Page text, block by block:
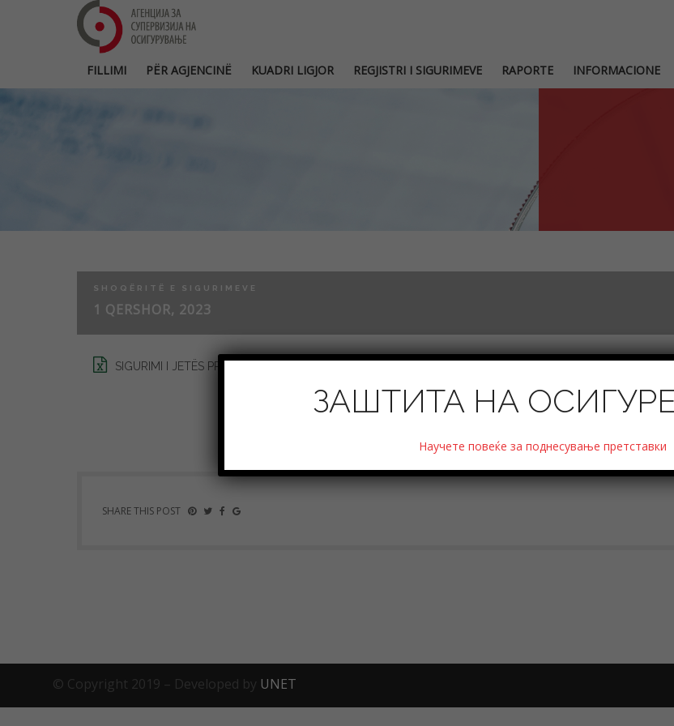
FILLIMI PËR AGJENCINË KUADRI LIGJOR REGJISTRI I SIGURIMEVE RAPORTE INFORMACIONE
SHOQËRITË E SIGURIMEVE
1 QERSHOR, 2023
SIGURIMI I JETËS PRILL 2023
SHARE THIS POST
© Copyright 2019 – Developed by UNET
ЗАШТИТА НА
Научете повеќе за поднесување претставки